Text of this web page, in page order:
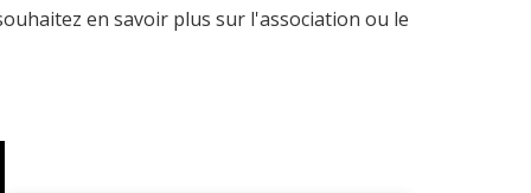
en savoir plus sur l'association ou le
choix